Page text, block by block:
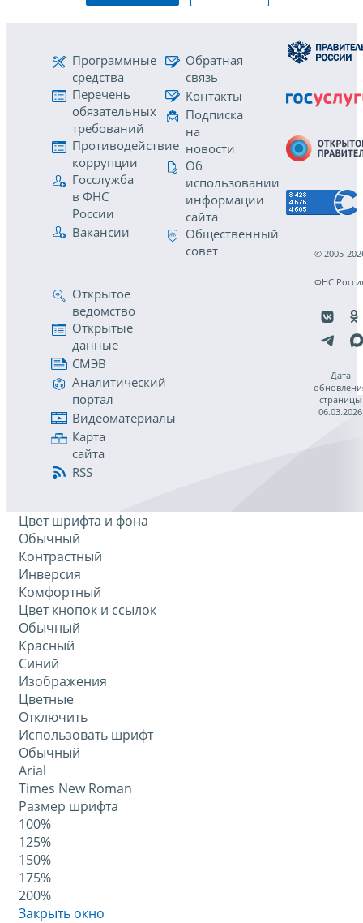
Программные
средства
Перечень
обязательных
требований
Противодействие
коррупции
Госслужба
в ФНС
России
Вакансии
Обратная
связь
Контакты
Подписка
на
новости
Об
использовании
информации
сайта
Общественный
совет
Открытое
ведомство
Открытые
данные
СМЭВ
Аналитический
портал
Видеоматериалы
Карта
сайта
RSS
© 2005-
ФНС
Дата
страницы
06.03.2026
Цвет шрифта и фона
Обычный
Контрастный
Инверсия
Комфортный
Цвет кнопок и ссылок
Обычный
Красный
Синий
Изображения
Цветные
Отключить
Использовать шрифт
Обычный
Arial
Times New Roman
Размер шрифта
100%
125%
150%
175%
200%
Закрыть окно